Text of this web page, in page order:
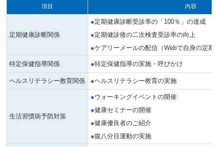
項目 内容
定期健康診断関係
定期健康診断受診率の「100％」の達成
定期健診後の二次検査受診率の向上
ケアリーメールの配信（Webで自身の定期
特定保健指導関係 特定保健指導の実施・呼びかけ
ヘルスリテラシー教育関係 ヘルスリテラシー教育の実施
生活習慣病予防対策
ウォーキングイベントの開催
健康セミナーの開催
健康優良者のご紹介
腹八分目運動の実施